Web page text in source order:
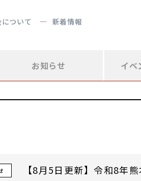
ついて 新着情報
お知らせ イベ
【8月5日更新】令和8年